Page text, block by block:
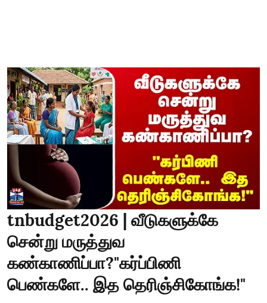
tnbudget2026 | வீடுகளுக்கே
சென்று மருத்துவ
கண்காணிப்பா?"கர்ப்பிணி
பெண்களே.. இத தெரிஞ்சிகோங்க!"